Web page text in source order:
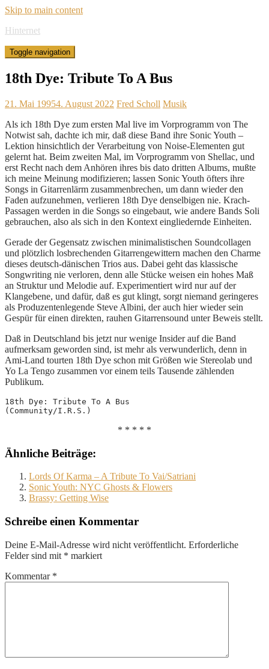
Skip to main content
Hinternet
Toggle navigation
18th Dye: Tribute To A Bus
21. Mai 19954. August 2022 Fred Scholl Musik
Als ich 18th Dye zum ersten Mal live im Vorprogramm von The
Notwist sah, dachte ich mir, daß diese Band ihre Sonic Youth –
Lektion hinsichtlich der Verarbeitung von Noise-Elementen gut
gelernt hat. Beim zweiten Mal, im Vorprogramm von Shellac, und
erst Recht nach dem Anhören ihres bis dato dritten Albums, mußte
ich meine Meinung modifizieren; lassen Sonic Youth öfters ihre
Songs in Gitarrenlärm zusammenbrechen, um dann wieder den
Faden aufzunehmen, verlieren 18th Dye denselbigen nie. Krach-
Passagen werden in die Songs so eingebaut, wie andere Bands Soli
gebrauchen, also als sich in den Kontext eingliedernde Einheiten.
Gerade der Gegensatz zwischen minimalistischen Soundcollagen
und plötzlich losbrechenden Gitarrengewittern machen den Charme
dieses deutsch-dänischen Trios aus. Dabei geht das klassische
Songwriting nie verloren, denn alle Stücke weisen ein hohes Maß
an Struktur und Melodie auf. Experimentiert wird nur auf der
Klangebene, und dafür, daß es gut klingt, sorgt niemand geringeres
als Produzentenlegende Steve Albini, der auch hier wieder sein
Gespür für einen direkten, rauhen Gitarrensound unter Beweis stellt.
Daß in Deutschland bis jetzt nur wenige Insider auf die Band
aufmerksam geworden sind, ist mehr als verwunderlich, denn in
Ami-Land tourten 18th Dye schon mit Größen wie Stereolab und
Yo La Tengo zusammen vor einem teils Tausende zählenden
Publikum.
18th Dye: Tribute To A Bus
(Community/I.R.S.)
* * * * *
Ähnliche Beiträge:
Lords Of Karma – A Tribute To Vai/Satriani
Sonic Youth: NYC Ghosts & Flowers
Brassy: Getting Wise
Schreibe einen Kommentar
Deine E-Mail-Adresse wird nicht veröffentlicht. Erforderliche
Felder sind mit * markiert
Kommentar *